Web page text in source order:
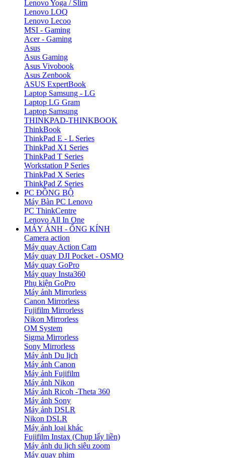
Lenovo Yoga / Slim
Lenovo LOQ
Lenovo Lecoo
MSI - Gaming
Acer - Gaming
Asus
Asus Gaming
Asus Vivobook
Asus Zenbook
ASUS ExpertBook
Laptop Samsung - LG
Laptop LG Gram
Laptop Samsung
THINKPAD-THINKBOOK
ThinkBook
ThinkPad E - L Series
ThinkPad X1 Series
ThinkPad T Series
Workstation P Series
ThinkPad X Series
ThinkPad Z Series
PC ĐỒNG BỘ
Máy Bàn PC Lenovo
PC ThinkCentre
Lenovo All In One
MÁY ẢNH - ỐNG KÍNH
Camera action
Máy quay Action Cam
Máy quay DJI Pocket - OSMO
Máy quay GoPro
Máy quay Insta360
Phụ kiện GoPro
Máy ảnh Mirrorless
Canon Mirrorless
Fujifilm Mirrorless
Nikon Mirrorless
OM System
Sigma Mirrorless
Sony Mirrorless
Máy ảnh Du lịch
Máy ảnh Canon
Máy ảnh Fujifilm
Máy ảnh Nikon
Máy ảnh Ricoh -Theta 360
Máy ảnh Sony
Máy ảnh DSLR
Nikon DSLR
Máy ảnh loại khác
Fujifilm Instax (Chụp lấy liền)
Máy ảnh du lịch siêu zoom
Máy quay phim